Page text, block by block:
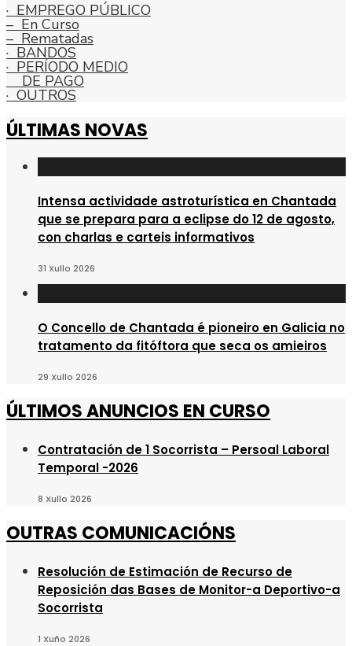
· EMPREGO PÚBLICO
– En Curso
– Rematadas
· BANDOS
· PERÍODO MEDIO
DE PAGO
· OUTROS
ÚLTIMAS NOVAS
Intensa actividade astroturística en Chantada
que se prepara para a eclipse do 12 de agosto,
con charlas e carteis informativos
31 Xullo 2026
O Concello de Chantada é pioneiro en Galicia no
tratamento da fitóftora que seca os amieiros
29 Xullo 2026
ÚLTIMOS ANUNCIOS EN CURSO
Contratación de 1 Socorrista – Persoal Laboral
Temporal -2026
8 Xullo 2026
OUTRAS COMUNICACIÓNS
Resolución de Estimación de Recurso de
Reposición das Bases de Monitor-a Deportivo-a
Socorrista
1 Xuño 2026